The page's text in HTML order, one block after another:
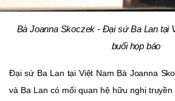
Bà Joanna Skoczek - Đại sứ Ba Lan tại
buổi họp báo
Đại sứ Ba Lan tại Việt Nam Bà Joanna
và Ba Lan có mối quan hệ hữu nghị